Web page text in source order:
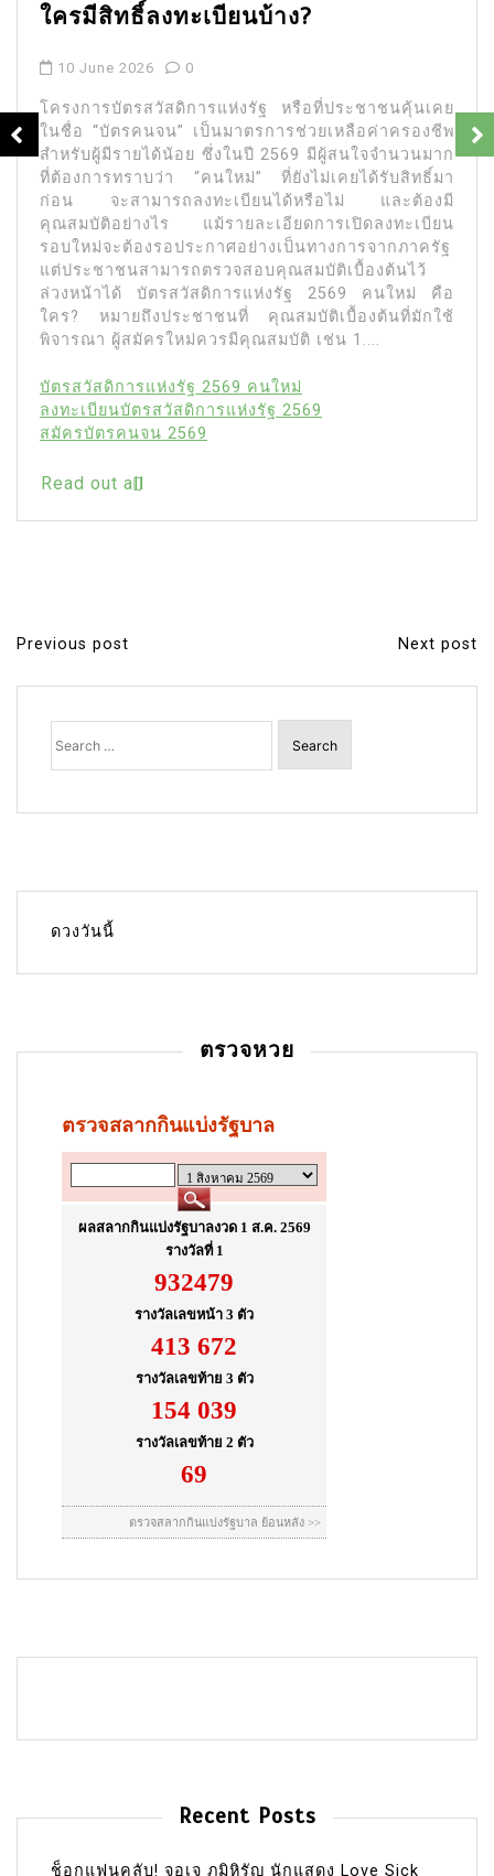
ใครมีสิทธิ์ลงทะเบียนบ้าง?
10 June 2026 0
โครงการบัตรสวัสดิการแห่งรัฐ หรือที่ประชาชนคุ้นเคย
ในชื่อ “บัตรคนจน” เป็นมาตรการช่วยเหลือค่าครองชีพ
สำหรับผู้มีรายได้น้อย ซึ่งในปี 2569 มีผู้สนใจจำนวนมาก
ที่ต้องการทราบว่า “คนใหม่” ที่ยังไม่เคยได้รับสิทธิ์มา
ก่อน จะสามารถลงทะเบียนได้หรือไม่ และต้องมี
คุณสมบัติอย่างไร แม้รายละเอียดการเปิดลงทะเบียน
รอบใหม่จะต้องรอประกาศอย่างเป็นทางการจากภาครัฐ
แต่ประชาชนสามารถตรวจสอบคุณสมบัติเบื้องต้นไว้
ล่วงหน้าได้ บัตรสวัสดิการแห่งรัฐ 2569 คนใหม่ คือ
ใคร? หมายถึงประชาชนที่ คุณสมบัติเบื้องต้นที่มักใช้
พิจารณา ผู้สมัครใหม่ควรมีคุณสมบัติ เช่น 1....
บัตรสวัสดิการแห่งรัฐ 2569 คนใหม่
ลงทะเบียนบัตรสวัสดิการแห่งรัฐ 2569
สมัครบัตรคนจน 2569
Read out all
P
o
i
Previous post Next post
Search
for:
ดวงวันนี้
ตรวจหวย
Recent Posts
ช็อกแฟนคลับ! จอเจ ภูมิหิรัญ นักแสดง Love Sick